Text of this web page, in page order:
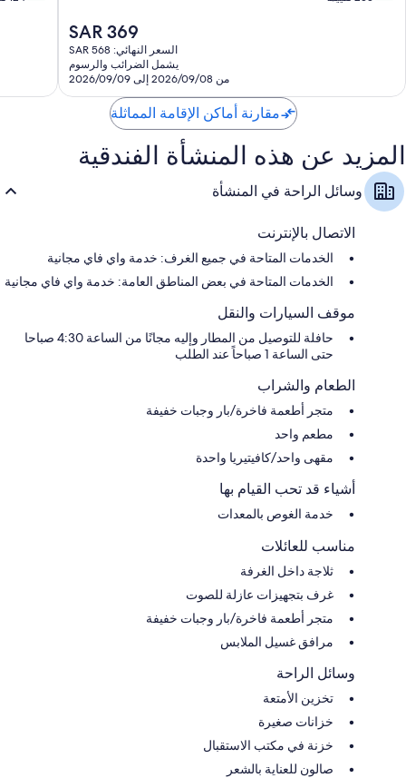
السعر
الحالي
هو
SAR
369
SAR 369
السعر النهائي: SAR 568
يشمل الضرائب والرسوم
من 2026/09/08 إلى 2026/09/09
مقارنة أماكن الإقامة المماثلة
المزيد عن هذه المنشأة الفندقية
وسائل الراحة في المنشأة
الاتصال بالإنترنت
الخدمات المتاحة في جميع الغرف: خدمة واي فاي مجانية
الخدمات المتاحة في بعض المناطق العامة: خدمة واي فاي مجانية
موقف السيارات والنقل
حافلة للتوصيل من المطار وإليه مجانًا من الساعة 4:30 صباحا
حتى الساعة 1 صباحاً عند الطلب
الطعام والشراب
متجر أطعمة فاخرة/بار وجبات خفيفة
مطعم واحد
مقهى واحد/كافيتيريا واحدة
أشياء قد تحب القيام بها
خدمة الغوص بالمعدات
مناسب للعائلات
ثلاجة داخل الغرفة
غرف بتجهيزات عازلة للصوت
متجر أطعمة فاخرة/بار وجبات خفيفة
مرافق غسيل الملابس
وسائل الراحة
تخزين الأمتعة
خزانات صغيرة
خزنة في مكتب الاستقبال
صالون للعناية بالشعر